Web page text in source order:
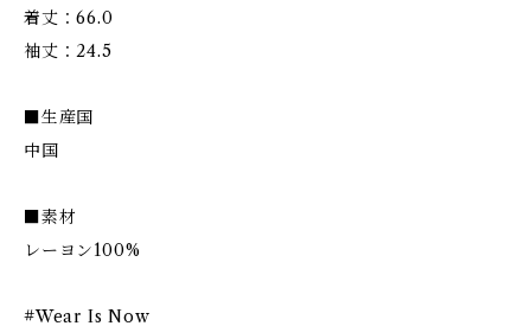
着丈：66.0
袖丈：24.5
■生産国
中国
■素材
レーヨン100%
#Wear Is Now